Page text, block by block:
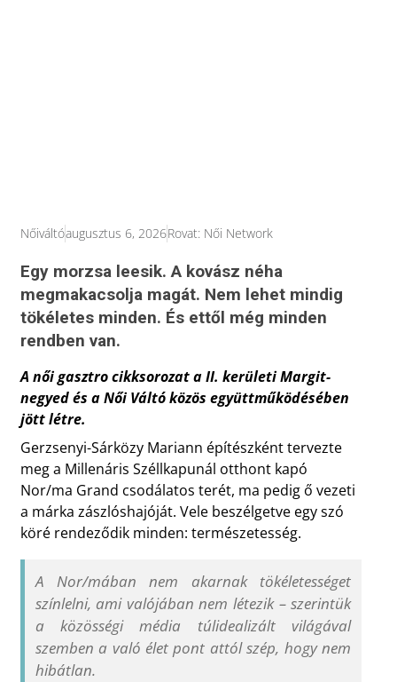
Nőiváltóaugusztus 6, 2026Rovat: Női Network
Egy morzsa leesik. A kovász néha
megmakacsolja magát. Nem lehet mindig
tökéletes minden. És ettől még minden
rendben van.
A női gasztro cikksorozat a II. kerületi Margit-
negyed és a Női Váltó közös együttműködésében
jött létre.
Gerzsenyi-Sárközy Mariann építészként tervezte
meg a Millenáris Széllkapunál otthont kapó
Nor/ma Grand csodálatos terét, ma pedig ő vezeti
a márka zászlóshajóját. Vele beszélgetve egy szó
köré rendeződik minden: természetesség.
A Nor/mában nem akarnak tökéletességet
színlelni, ami valójában nem létezik – szerintük
a közösségi média túlidealizált világával
szemben a való élet pont attól szép, hogy nem
hibátlan.